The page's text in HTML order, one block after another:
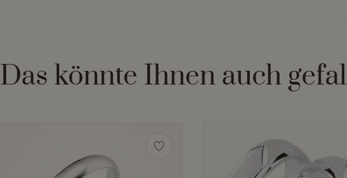
Das könnte Ihnen auch